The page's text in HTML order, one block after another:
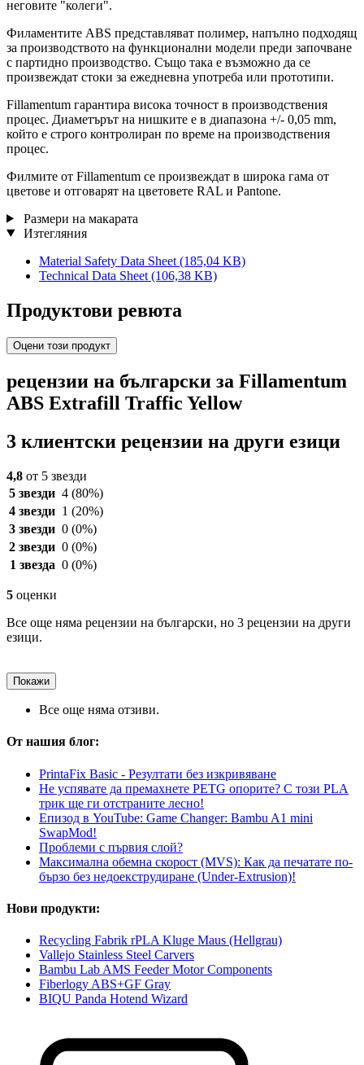
неговите "колеги".
Филаментите ABS представляват полимер, напълно подходящ
за производството на функционални модели преди започване
с партидно производство. Също така е възможно да се
произвеждат стоки за ежедневна употреба или прототипи.
Fillamentum гарантира висока точност в производствения
процес. Диаметърът на нишките е в диапазона +/- 0,05 mm,
който е строго контролиран по време на производствения
процес.
Филмите от Fillamentum се произвеждат в широка гама от
цветове и отговарят на цветовете RAL и Pantone.
Размери на макарата
Изтегляния
Material Safety Data Sheet (185,04 KB)
Technical Data Sheet (106,38 KB)
Продуктови ревюта
Оцени този продукт
рецензии на български за Fillamentum
ABS Extrafill Traffic Yellow
3 клиентски рецензии на други езици
4,8 от 5 звезди
5 звезди 4 (80%)
4 звезди 1 (20%)
3 звезди 0 (0%)
2 звезди 0 (0%)
1 звезда 0 (0%)
5 оценки
Все още няма рецензии на български, но 3 рецензии на други
езици.
Покажи
Все още няма отзиви.
От нашия блог:
PrintaFix Basic - Резултати без изкривяване
Не успявате да премахнете PETG опорите? С този PLA
трик ще ги отстраните лесно!
Епизод в YouTube: Game Changer: Bambu A1 mini
SwapMod!
Проблеми с първия слой?
Максимална обемна скорост (MVS): Как да печатате по-
бързо без недоекструдиране (Under-Extrusion)!
Нови продукти:
Recycling Fabrik rPLA Kluge Maus (Hellgrau)
Vallejo Stainless Steel Carvers
Bambu Lab AMS Feeder Motor Components
Fiberlogy ABS+GF Gray
BIQU Panda Hotend Wizard